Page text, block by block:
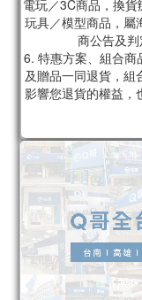
電玩／3C商品，換貨
玩具／模型商品，屬
商公告及判
6. 特惠方案、組合商
及贈品一同退貨，組
影響您退貨的權益，